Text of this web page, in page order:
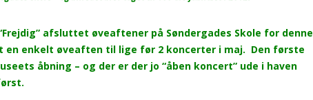
afsluttet øveaftener på Søndergades Skole for denne
en enkelt øveaften til lige før 2 koncerter i maj. Den første
åbning – og der er der jo “åben koncert” ude i haven